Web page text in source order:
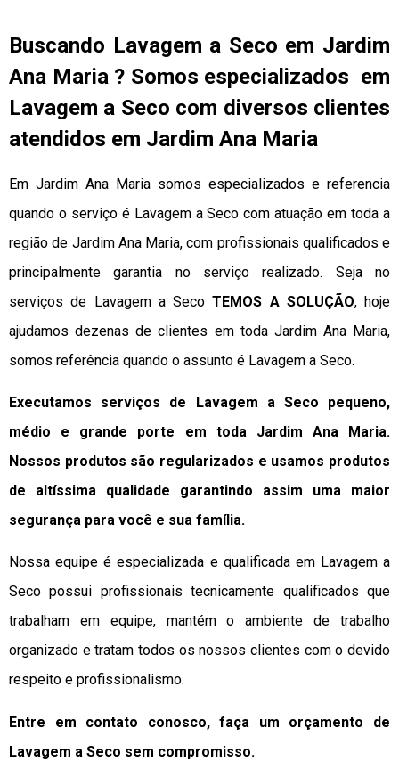
Buscando Lavagem a Seco em Jardim
Ana Maria ? Somos especializados em
Lavagem a Seco com diversos clientes
atendidos em Jardim Ana Maria
Em Jardim Ana Maria somos especializados e referencia
quando o serviço é Lavagem a Seco com atuação em toda a
região de Jardim Ana Maria, com profissionais qualificados e
principalmente garantia no serviço realizado. Seja no
serviços de Lavagem a SecoTEMOS A SOLUÇÃO, hoje
ajudamos dezenas de clientes em toda Jardim Ana Maria,
somos referência quando o assunto é Lavagem a Seco.
Executamos serviços de Lavagem a Seco pequeno,
médio e grande porte em toda Jardim Ana Maria.
Nossos produtos são regularizados e usamos produtos
de altíssima qualidade garantindo assim uma maior
segurança para você e sua família.
Nossa equipe é especializada e qualificada em Lavagem a
Seco possui profissionais tecnicamente qualificados que
trabalham em equipe, mantém o ambiente de trabalho
organizado e tratam todos os nossos clientes com o devido
respeito e profissionalismo.
Entre em contato conosco, faça um orçamento de
Lavagem a Seco sem compromisso.